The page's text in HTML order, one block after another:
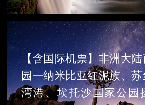
【含国际机票】非洲大
园—纳米比亚红泥族、苏
湾港、埃托沙国家公园